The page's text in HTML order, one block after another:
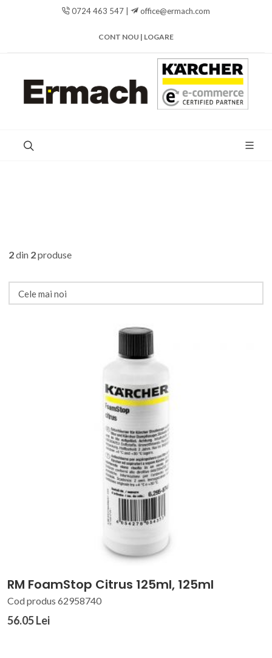
0724 463 547 | office@ermach.com
CONT NOU | LOGARE
2din 2produse
RM FoamStop Citrus 125ml, 125ml
Cod produs 62958740
56.05 Lei